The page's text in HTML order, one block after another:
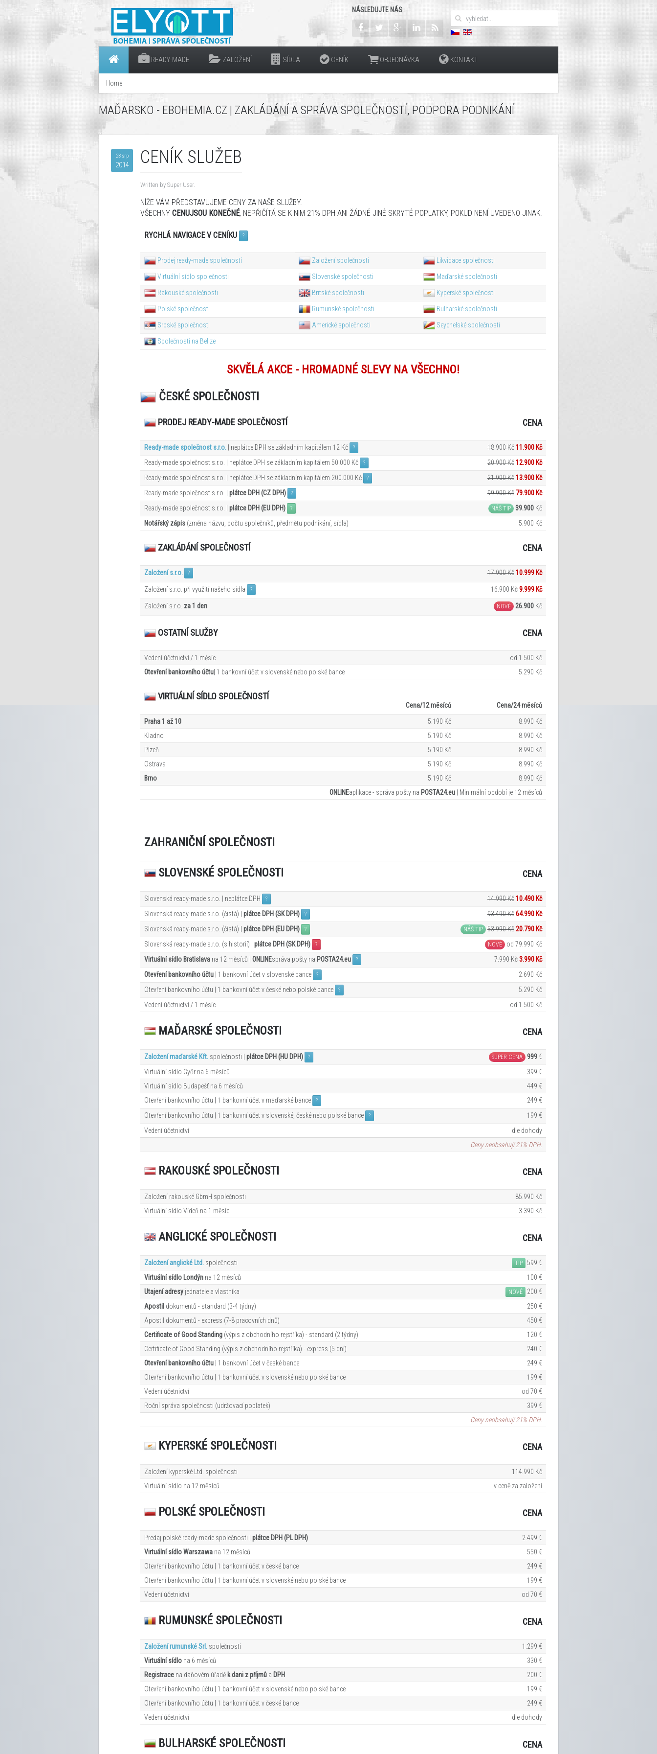
NÁSLEDUJTE NÁS
READY-MADE ZALOŽENÍ SÍDLA CENÍK OBJEDNÁVKA KONTAKT
Home
MAĎARSKO - EBOHEMIA.CZ | ZAKLÁDÁNÍ A SPRÁVA SPOLEČNOSTÍ, PODPORA PODNIKÁNÍ
23 srp
2014 CENÍK SLUŽEB
Written by Super User.
NÍŽE VÁM PŘEDSTAVUJEME CENY ZA NAŠE SLUŽBY.
VŠECHNY CENUJSOU KONEČNÉ, NEPŘIČÍTÁ SE K NIM 21% DPH ANI ŽÁDNÉ JINÉ SKRYTÉ POPLATKY, POKUD NENÍ UVEDENO JINAK.
RYCHLÁ NAVIGACE V CENÍKU ?
Prodej ready-made společností Založení společnosti Likvidace společnosti
Virtuální sídlo společnosti Slovenské společnosti Maďarské společnosti
Rakouské společnosti Britské společnosti Kyperské společnosti
Polské společnosti Rumunské společnosti Bulharské společnosti
Srbské společnosti Americké společnosti Seychelské společnosti
Společnosti na Belize
SKVĚLÁ AKCE - HROMADNÉ SLEVY NA VŠECHNO!
ČESKÉ SPOLEČNOSTI
PRODEJ READY-MADE SPOLEČNOSTÍ CENA
Ready-made společnost s.r.o. | neplátce DPH se základním kapitálem 12 Kč ? 18.900 Kč11.900 Kč
Ready-made společnost s.r.o. | neplátce DPH se základním kapitálem 50.000 Kč
? 20.900 Kč12.900 Kč
Ready-made společnost s.r.o. | neplátce DPH se základním kapitálem 200.000 Kč
? 21.900 Kč13.900 Kč
Ready-made společnost s.r.o. | plátce DPH (CZ DPH) ? 99.900 Kč 79.900 Kč
Ready-made společnost s.r.o. | plátce DPH (EU DPH) ? NÁŠ TIP 39.900 Kč
Notářský zápis (změna názvu, počtu společníků, předmětu podnikání, sídla) 5.900 Kč
ZAKLÁDÁNÍ SPOLEČNOSTÍ CENA
Založení s.r.o. ? 17.900 Kč10.999 Kč
Založení s.r.o. při využití našeho sídla ? 16.900 Kč9.999 Kč
Založení s.r.o. za 1 den NOVÉ 26.900 Kč
OSTATNÍ SLUŽBY CENA
Vedení účetnictví / 1 měsíc
od 1.500 Kč
Otevření bankovního účtu | 1 bankovní účet v slovenské nebo polské bance 5.290 Kč
VIRTUÁLNÍ SÍDLO SPOLEČNOSTÍ
Cena/12měsíců Cena/24měsíců
Praha 1 až 10 5.190 Kč
8.990 Kč
Kladno
5.190 Kč
8.990 Kč
Plzeň
5.190 Kč
8.990 Kč
Ostrava
5.190 Kč
8.990 Kč
Brno
5.190 Kč
8.990 Kč
ONLINEaplikace - správa pošty na POSTA24.eu Minimální období je 12 měsíců
ZAHRANIČNÍ SPOLEČNOSTI
SLOVENSKÉ SPOLEČNOSTI CENA
Slovenská ready-made s.r.o. | neplátce DPH ? 14.990 Kč10.490 Kč
Slovenská ready-made s.r.o. (čistá) | plátce DPH (SK DPH) ? 93.490 Kč64.990 Kč
Slovenská ready-made s.r.o. (čistá) | plátce DPH (EU DPH) ? NÁŠ TIP 53.990 Kč20.790 Kč
Slovenská ready-made s.r.o. (s historií) | plátce DPH (SK DPH) ? NOVÉ
od 79.990 Kč
Virtuální sídlo Bratislava na 12 měsíců | ONLINEspráva pošty na POSTA24.eu ? 7.990 Kč3.990 Kč
Otevření bankovního účtu | 1 bankovní účet v slovenské bance ?
2.690 Kč
Otevření bankovního účtu | 1 bankovní účet v české nebo polské bance
?
5.290 Kč
Vedení účetnictví / 1 měsíc
od 1.500 Kč
MAĎARSKÉ SPOLEČNOSTI CENA
Založení maďarské Kft. společnosti | plátce DPH (HU DPH) ? SUPER CENA 999 €
Virtuální sídlo Győr na 6 měsíců
399 €
Virtuální sídlo Budapešť na 6 měsíců
449 €
Otevření bankovního účtu | 1 bankovní účet v maďarské bance
?
249 €
Otevření bankovního účtu | 1 bankovní účet v slovenské, české nebo polské bance
?
199 €
Vedení účetnictví
dle dohody
Ceny neobsahují 21% DPH.
RAKOUSKÉ SPOLEČNOSTI CENA
Založení rakouské GbmH společnosti
85.990 Kč
Virtuální sídlo Vídeň na 1 měsíc 3.390 Kč
ANGLICKÉ SPOLEČNOSTI CENA
Založení anglické Ltd. společnosti TIP
599 €
Virtuální sídlo Londýn na 12 měsíců
100 €
Utajení adresy jednatele a vlastníka NOVÉ
200 €
Apostil dokumentů - standard (3-4 týdny)
250 €
Apostil dokumentů - express (7-8 pracovních dnů)
450 €
Certificate of Good Standing (výpis z obchodního rejstříka) - standard (2 týdny)
120 €
Certificate of Good Standing (výpis z obchodního rejstříka) - express (5 dní)
240 €
Otevření bankovního účtu | 1 bankovní účet v české bance
249 €
Otevření bankovního účtu | 1 bankovní účet v slovenské nebo polské bance
199 €
Vedení účetnictví
od 70 €
Roční správa společnosti (udržovací poplatek)
399 €
Ceny neobsahují 21% DPH.
KYPERSKÉ SPOLEČNOSTI CENA
Založení kyperské Ltd. společnosti
114.990 Kč
Virtuální sídlo na 12 měsíců v ceně za založení
POLSKÉ SPOLEČNOSTI CENA
Predaj polské ready-made společnosti | plátce DPH (PL DPH)
2.499 €
Virtuální sídlo Warszawa na 12 měsíců
550 €
Otevření bankovního účtu | 1 bankovní účet v české bance
249 €
Otevření bankovního účtu | 1 bankovní účet v slovenské nebo polské bance
199 €
Vedení účetnictví
od 70 €
RUMUNSKÉ SPOLEČNOSTI CENA
Založení rumunské Srl. společnosti
1.299 €
Virtuální sídlo na 6 měsíců
330 €
Registrace na daňovém úřadě k dani z příjmů a DPH
200 €
Otevření bankovního účtu | 1 bankovní účet v slovenské nebo polské bance
199 €
Otevření bankovního účtu | 1 bankovní účet v české bance
249 €
Vedení účetnictví
dle dohody
BULHARSKÉ SPOLEČNOSTI CENA